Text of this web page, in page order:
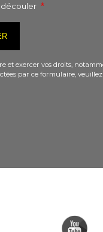
découler
et exercer vos droits,
par ce formulaire,